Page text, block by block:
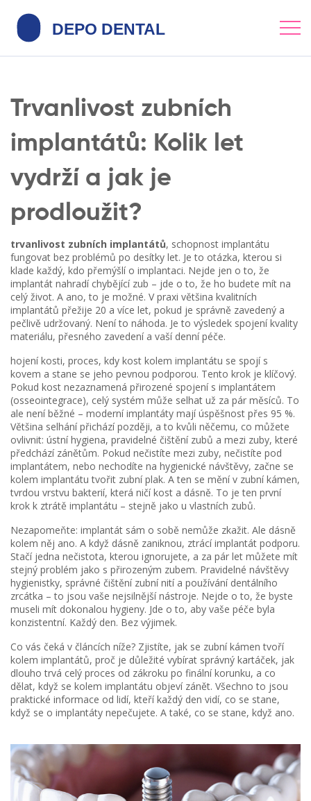
Trvanlivost zubních
implantátů: Kolik let
vydrží a jak je
prodloužit?
trvanlivost zubních implantátů, schopnost implantátu
fungovat bez problémů po desítky let. Je to otázka, kterou si
klade každý, kdo přemýšlí o implantaci. Nejde jen o to, že
implantát nahradí chybějící zub – jde o to, že ho budete mít na
celý život. A ano, to je možné. V praxi většina kvalitních
implantátů přežije 20 a více let, pokud je správně zavedený a
pečlivě udržovaný. Není to náhoda. Je to výsledek spojení kvality
materiálu, přesného zavedení a vaší denní péče.
hojení kosti, proces, kdy kost kolem implantátu se spojí s
kovem a stane se jeho pevnou podporou. Tento krok je klíčový.
Pokud kost nezaznamená přirozené spojení s implantátem
(osseointegrace), celý systém může selhat už za pár měsíců. To
ale není běžné – moderní implantáty mají úspěšnost přes 95 %.
Většina selhání přichází později, a to kvůli něčemu, co můžete
ovlivnit: ústní hygiena, pravidelné čištění zubů a mezi zuby, které
předchází zánětům. Pokud nečistíte mezi zuby, nečistíte pod
implantátem, nebo nechodíte na hygienické návštěvy, začne se
kolem implantátu tvořit zubní plak. A ten se mění v zubní kámen,
tvrdou vrstvu bakterií, která ničí kost a dásně. To je ten první
krok k ztrátě implantátu – stejně jako u vlastních zubů.
Nezapomeňte: implantát sám o sobě nemůže zkažit. Ale dásně
kolem něj ano. A když dásně zaniknou, ztrácí implantát podporu.
Stačí jedna nečistota, kterou ignorujete, a za pár let můžete mít
stejný problém jako s přirozeným zubem. Pravidelné návštěvy
hygienistky, správné čištění zubní nití a používání dentálního
zrcátka – to jsou vaše nejsilnější nástroje. Nejde o to, že byste
museli mít dokonalou hygieny. Jde o to, aby vaše péče byla
konzistentní. Každý den. Bez výjimek.
Co vás čeká v článcích níže? Zjistíte, jak se zubní kámen tvoří
kolem implantátů, proč je důležité vybírat správný kartáček, jak
dlouho trvá celý proces od zákroku po finální korunku, a co
dělat, když se kolem implantátu objeví zánět. Všechno to jsou
praktické informace od lidí, kteří každý den vidí, co se stane,
když se o implantáty nepečujete. A také, co se stane, když ano.